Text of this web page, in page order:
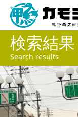
検索結果
Search results